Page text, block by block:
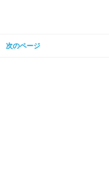
次のページ